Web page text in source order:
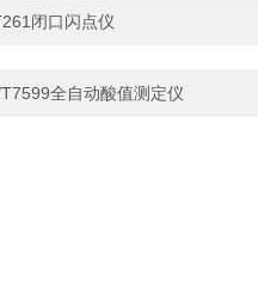
闭口闪点仪
全自动酸值测定仪